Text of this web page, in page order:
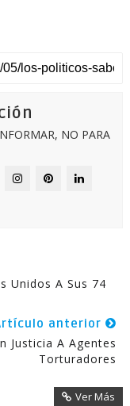
NO PARA
Unidos A Sus 74
anterior
Justicia A Agentes
Torturadores
Ver Más